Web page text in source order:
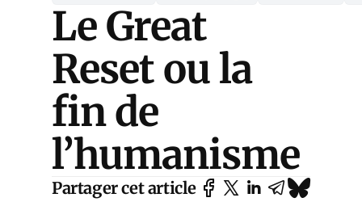
Le Great
Reset ou la
fin de
l’humanisme
Partager cet article